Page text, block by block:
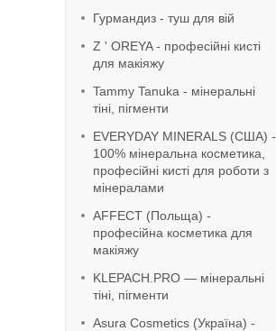
Гурмандиз - туш для вій
Z ' OREYA - професійні кисті
для макіяжу
Tammy Tanuka - мінеральні
тіні, пігменти
EVERYDAY MINERALS (США) -
100% мінеральна косметика,
професійні кисті для роботи з
мінералами
AFFECT (Польща) -
професійна косметика для
макіяжу
KLEPACH.PRO — мінеральні
тіні, пігменти
Asura Cosmetics (Україна) -